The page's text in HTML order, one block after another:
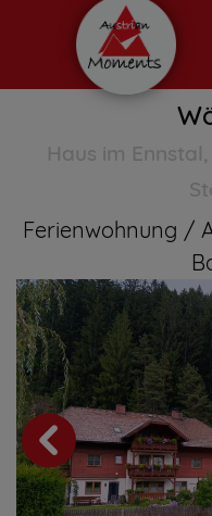
Haus im
Ferienwohnung